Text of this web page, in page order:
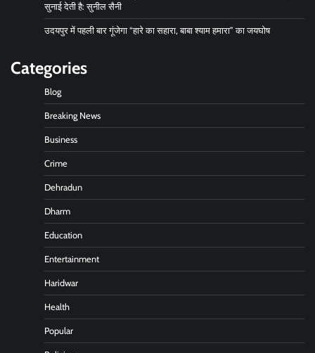
सुनाई देती है: सुनील सैनी
उदयपुर में पहली बार गूंजेगा “हारे का सहारा, बाबा श्याम हमारा” का जयघोष
Categories
Blog
Breaking News
Business
Crime
Dehradun
Dharm
Education
Entertainment
Haridwar
Health
Popular